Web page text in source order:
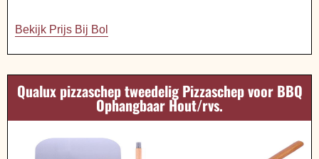
Bekijk Prijs Bij Bol
Qualux pizzaschep tweedelig Pizzaschep voor BBQ
Ophangbaar Hout/rvs.